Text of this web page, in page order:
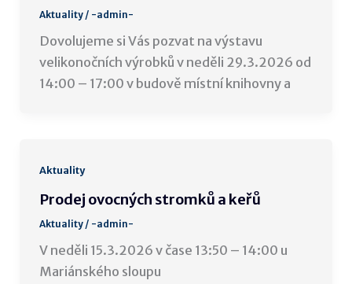
Aktuality/ -admin-
Dovolujeme si Vás pozvat na výstavu
velikonočních výrobků v neděli 29.3.2026 od
14:00 – 17:00 v budově místní knihovny a
Aktuality
Prodej ovocných stromků a keřů
Aktuality/ -admin-
V neděli 15.3.2026 v čase 13:50 – 14:00 u
Mariánského sloupu